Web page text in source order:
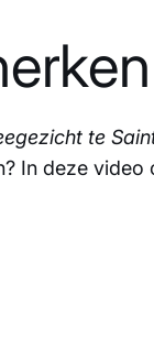
te
In deze